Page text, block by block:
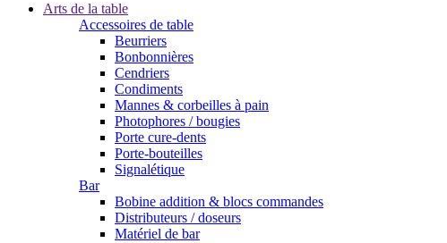
Arts de la table
Accessoires de table
Beurriers
Bonbonnières
Cendriers
Condiments
Mannes & corbeilles à pain
Photophores / bougies
Porte cure-dents
Porte-bouteilles
Signalétique
Bar
Bobine addition & blocs commandes
Distributeurs / doseurs
Matériel de bar